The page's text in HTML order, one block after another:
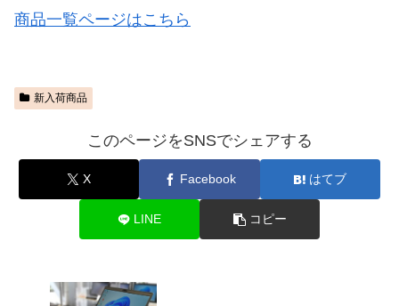
商品一覧ページはこちら
新入荷商品
このページをSNSでシェアする
X Facebook はてブ
LINE コピー